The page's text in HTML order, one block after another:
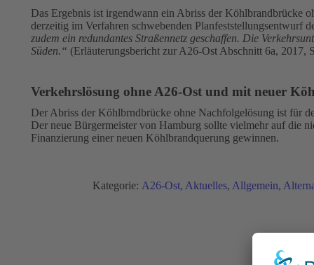
Das Ergebnis ist irgendwann ein Abriss der Köhlbrandbrücke
derzeitig im Verfahren schwebenden Planfeststellungsentwurf
zudem ein redundantes Straßennetz geschaffen. Die
Süden.“ (Erläuterungsbericht zur A26-Ost Abschnitt 6a, 2017,
Verkehrslösung ohne A26-Ost und mit neuer
Der Abriss der Köhlbrndbrücke ohne Nachfolgelösung ist für
Der neue Bürgermeister von Hamburg sollte vielmehr auf die
Finanzierung einer neuen Köhlbrandquerung gewinnen.
Kategorie: A26-Ost, Aktuelles, Allgemein,